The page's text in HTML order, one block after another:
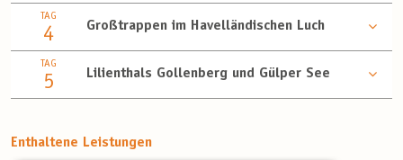
TAG
4 Großtrappen im Havelländischen Luch
TAG
5 Lilienthals Gollenberg und Gülper See
Enthaltene Leistungen